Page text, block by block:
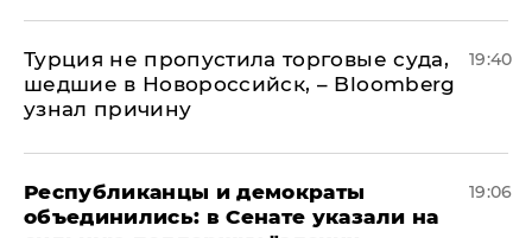
Турция не пропустила торговые суда,
шедшие в Новороссийск, – Bloomberg
узнал причину
19:40
Республиканцы и демократы
объединились: в Сенате указали на
19:06